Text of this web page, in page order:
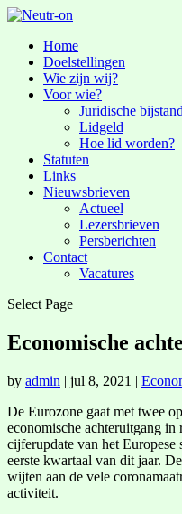
Home
Doelstellingen
Wie zijn wij?
Voor wie?
Juridische bijstand
Lidgeld
Hoe lid worden?
Statuten
Links
Nieuwsbrieven
Actueel
Lezersbrieven
Persberichten
Contact
Vacatures
Select Page
Economische
by admin | jul 8, 2021 |
De Eurozone gaat met twee
economische achteruitgang in
cijferupdate van het Europese
eerste kwartaal van dit jaar.
wijten aan de vele
activiteit.